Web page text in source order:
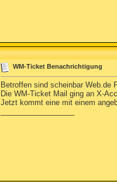
WM-Ticket Benachrichtigung
Betroffen sind scheinbar Web.de
Die WM-Ticket Mail ging an X-
Jetzt kommt eine mit einem